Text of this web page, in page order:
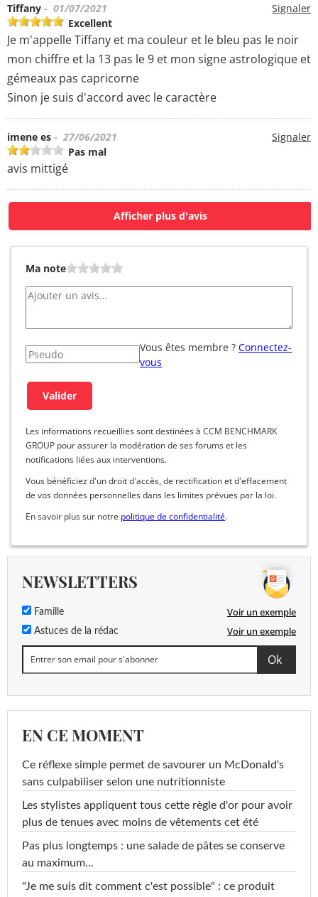
Signaler
Tiffany - 01/07/2021
Excellent
Je m'appelle Tiffany et ma couleur et le bleu pas le noir
mon chiffre et la 13 pas le 9 et mon signe astrologique et
gémeaux pas capricorne
Sinon je suis d'accord avec le caractère
Signaler
imene es - 27/06/2021
Pas mal
avis mittigé
Afficher plus d'avis
Ma note
Vous êtes membre ? Connectez-
vous
Les informations recueillies sont destinées à CCM BENCHMARK
GROUP pour assurer la modération de ses forums et les
notifications liées aux interventions.
Vous bénéficiez d'un droit d'accès, de rectification et d'effacement
de vos données personnelles dans les limites prévues par la loi.
En savoir plus sur notre politique de confidentialité.
NEWSLETTERS
Famille Voir un exemple
Astuces de la rédac Voir un exemple
EN CE MOMENT
Ce réflexe simple permet de savourer un McDonald's
sans culpabiliser selon une nutritionniste
Les stylistes appliquent tous cette règle d'or pour avoir
plus de tenues avec moins de vêtements cet été
Pas plus longtemps : une salade de pâtes se conserve
au maximum...
"Je me suis dit comment c'est possible" : ce produit